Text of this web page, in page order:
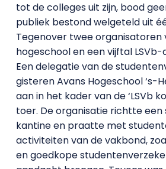
tot de colleges uit zijn, bood
publiek bestond welgeteld uit
Tegenover twee organisatoren
hogeschool en een vijftal
Een delegatie van de
gisteren Avans Hogeschool ‘s-
aan in het kader van de ‘LSVb
toer. De organisatie richtte een
kantine en praatte met
activiteiten van de vakbond,
en goedkope